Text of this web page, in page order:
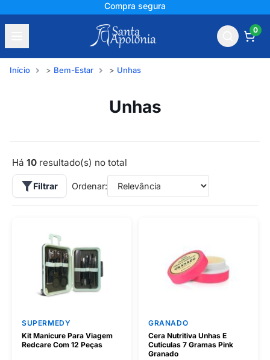
Compra segura
0
Início Bem-Estar Unhas
Unhas
Há 10 resultado(s) no total
Filtrar Ordenar:
SUPERMEDY
Kit Manicure Para Viagem
Redcare Com 12 Peças
GRANADO
Cera Nutritiva Unhas E
Cuticulas 7 Gramas Pink
Granado